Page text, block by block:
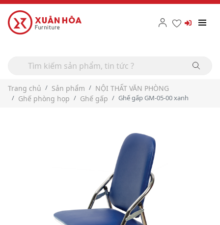
Trang chủ Sản phẩm
NỘI THẤT VĂN PHÒNG
Ghế phòng họp
Ghế gấp Ghế gấp GM-05-00 xanh